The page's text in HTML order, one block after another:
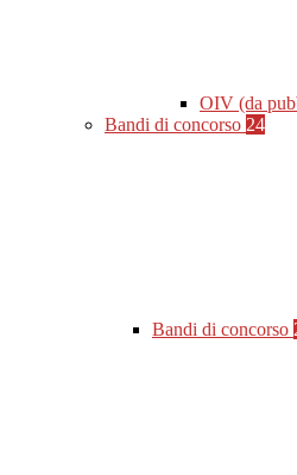
OIV (da
Bandi di concorso 24
Bandi di concorso